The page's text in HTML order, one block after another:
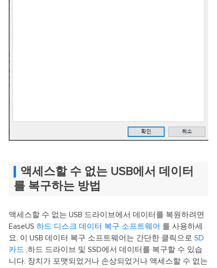
액세스할 수 없는 USB에서 데이터
를 복구하는 방법
액세스할 수 없는 USB 드라이브에서 데이터를 복원하려면
EaseUS 하드 디스크 데이터 복구 소프트웨어 를 사용하세
요. 이 USB 데이터 복구 소프트웨어는 간단한 클릭으로 SD
카드 ,하드 드라이브 및 SSD에서 데이터를 복구할 수 있습
니다. 장치가 포맷되었거나 손상되었거나 액세스할 수 없는